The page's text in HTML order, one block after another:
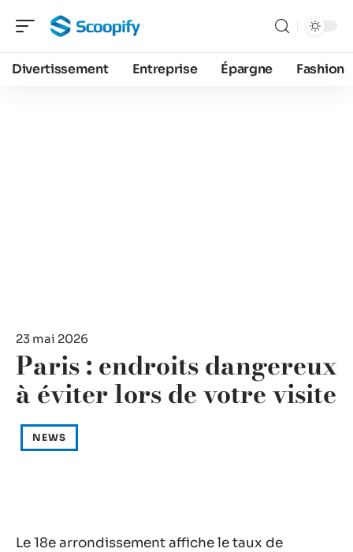
Divertissement Entreprise Épargne Fashion
23 mai 2026
Paris : endroits dangereux
à éviter lors de votre visite
NEWS
Le 18e arrondissement affiche le taux de